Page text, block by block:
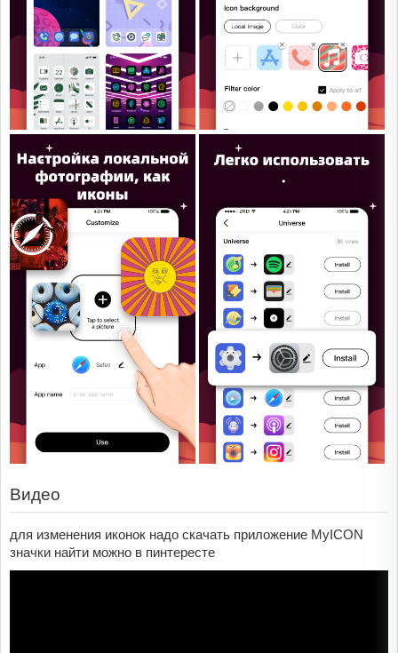
Видео
для изменения иконок надо скачать приложение MyICON
значки найти можно в пинтересте